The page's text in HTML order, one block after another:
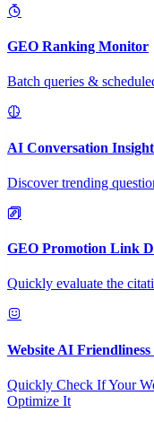
GEO Ranking Monitor
Batch queries &
AI Conversation Insight
Discover trending
GEO Promotion Link
Quickly evaluate the
Website AI Friendliness
Quickly Check If Your
Optimize It